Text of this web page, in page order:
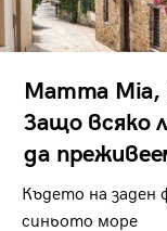
Mamma Mia,
Защо всяко
да
Където на заден
синьото море